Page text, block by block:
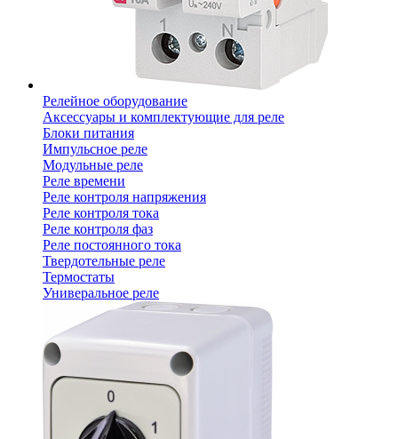
Релейное оборудование
Аксессуары и комплектующие для реле
Блоки питания
Импульсное реле
Модульные реле
Реле времени
Реле контроля напряжения
Реле контроля тока
Реле контроля фаз
Реле постоянного тока
Твердотельные реле
Термостаты
Универальное реле